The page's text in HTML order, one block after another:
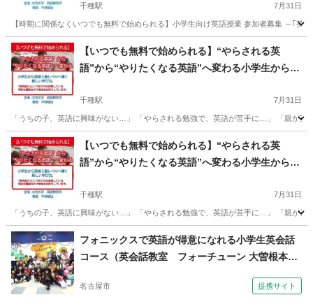
した小学生向けの英語授業です。 少人数限定で無
料参加いただける生徒さんを募集しています。
千種駅 7月31日
【時期に関係なくいつでも無料で始められる】小学生向け英語授業 参加者募集 ～｢
愛知 名古屋市 千種駅 英会話 小学生
【いつでも無料で始められる】“やらされる英
語”から“やりたくなる英語”へ変わる小学生から英
千種駅 7月31日
「うちの子、英語に興味がない…」 「やらされる勉強で、英語が苦手に…」 「親が
愛知 名古屋市 千種駅 英検 小学生
【いつでも無料で始められる】“やらされる英
語”から“やりたくなる英語”へ変わる小学生から英
千種駅 7月31日
「うちの子、英語に興味がない…」 「やらされる勉強で、英語が苦手に…」 「親が
愛知 名古屋市 英検 小学生
フォニックスで英語が得意になれる小学生英会話
コース（英会話教室 フォーチューン 大曽根本
名古屋市 提携サイト